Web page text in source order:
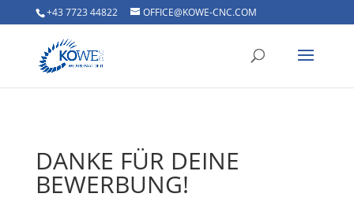
+43 7723 44822 OFFICE@KOWE-CNC.COM
DANKE FÜR DEINE
BEWERBUNG!